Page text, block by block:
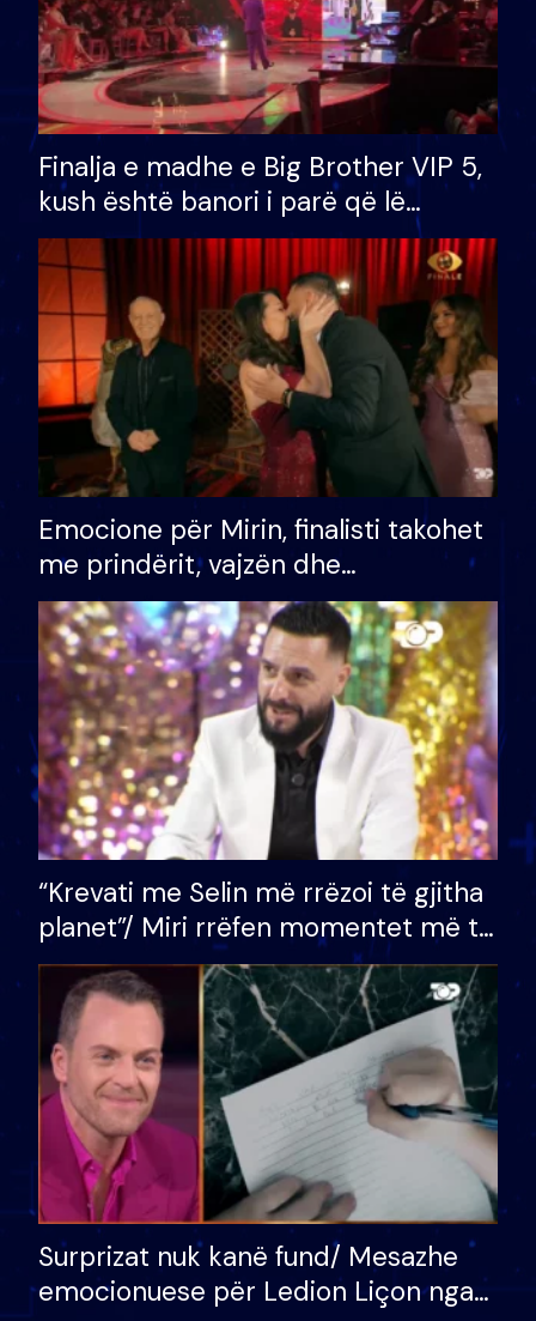
Finalja e madhe e Big Brother VIP 5,
kush është banori i parë që lë
shtëpinë dhe humb mundësinë për
të fituar çmimin e madh
Emocione për Mirin, finalisti takohet
me prindërit, vajzën dhe
bashkëshorten: S’kemi ndonjë letër
divorci apo jo?
“Krevati me Selin më rrëzoi të gjitha
planet”/ Miri rrëfen momentet më të
bukura në shtëpinë e BB VIP: Do më
mungojë zilja e mëngjesit kur…
Surprizat nuk kanë fund/ Mesazhe
emocionuese për Ledion Liçon nga